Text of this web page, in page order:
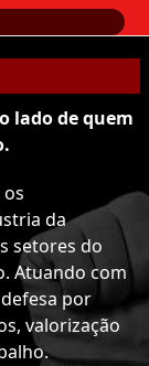
lado de quem
da
setores do
Atuando com
por
valorização